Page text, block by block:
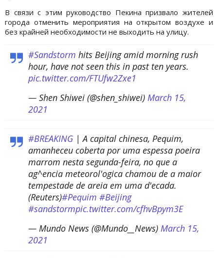
В связи с этим руководство Пекина призвало жителей
города отменить мероприятия на открытом воздухе и
без крайней необходимости не выходить на улицу.
#Sandstorm hits Beijing amid morning rush
hour, have not seen this in past ten years.
pic.twitter.com/FTUfw2Zxe1
— Shen Shiwei (@shen_shiwei) March 15,
2021
#BREAKING | A capital chinesa, Pequim,
amanheceu coberta por uma espessa poeira
marrom nesta segunda-feira, no que a
ag^encia meteorol'ogica chamou de a maior
tempestade de areia em uma d'ecada.
(Reuters)#Pequim #Beijing
#sandstormpic.twitter.com/cfhvBpym3E
— Mundo News (@Mundo__News) March 15,
2021